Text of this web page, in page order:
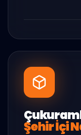
Şehir İçi